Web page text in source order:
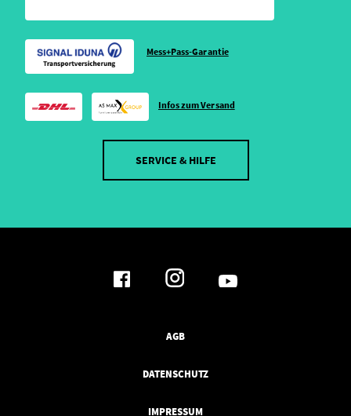
Mess+Pass-Garantie
Infos zum Versand
SERVICE & HILFE
AGB
DATENSCHUTZ
IMPRESSUM